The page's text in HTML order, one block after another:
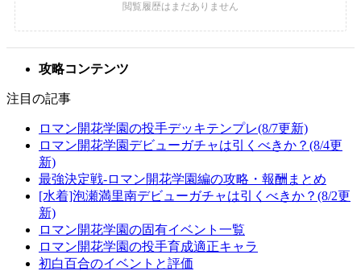
攻略コンテンツ
注目の記事
ロマン開花学園の投手デッキテンプレ(8/7更新)
ロマン開花学園デビューガチャは引くべきか？(8/4更
新)
最強決定戦-ロマン開花学園編の攻略・報酬まとめ
[水着]泡瀬満里南デビューガチャは引くべきか？(8/2更
新)
ロマン開花学園の固有イベント一覧
ロマン開花学園の投手育成適正キャラ
初白百合のイベントと評価